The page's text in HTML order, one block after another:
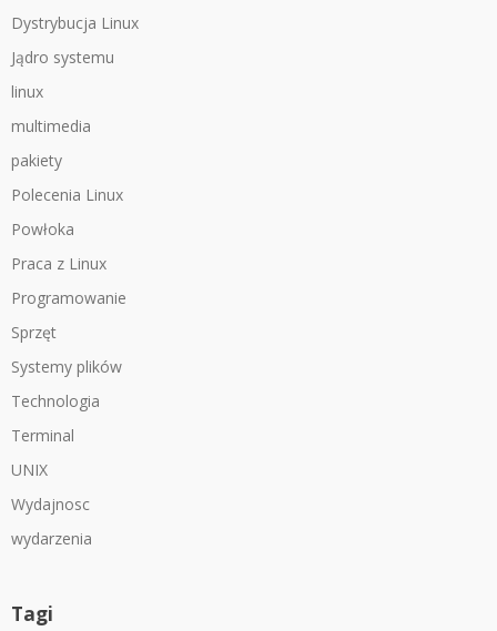
Dystrybucja Linux
Jądro systemu
linux
multimedia
pakiety
Polecenia Linux
Powłoka
Praca z Linux
Programowanie
Sprzęt
Systemy plików
Technologia
Terminal
UNIX
Wydajnosc
wydarzenia
Tagi